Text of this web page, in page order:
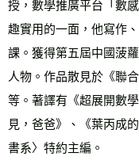
授，數學推廣平台「數
趣實用的一面，他寫作
課。獲得第五屆中國菠
人物。作品散見於《聯
等。著譯有《超展開數
見，爸爸》、《葉丙成
書系〉特約主編。